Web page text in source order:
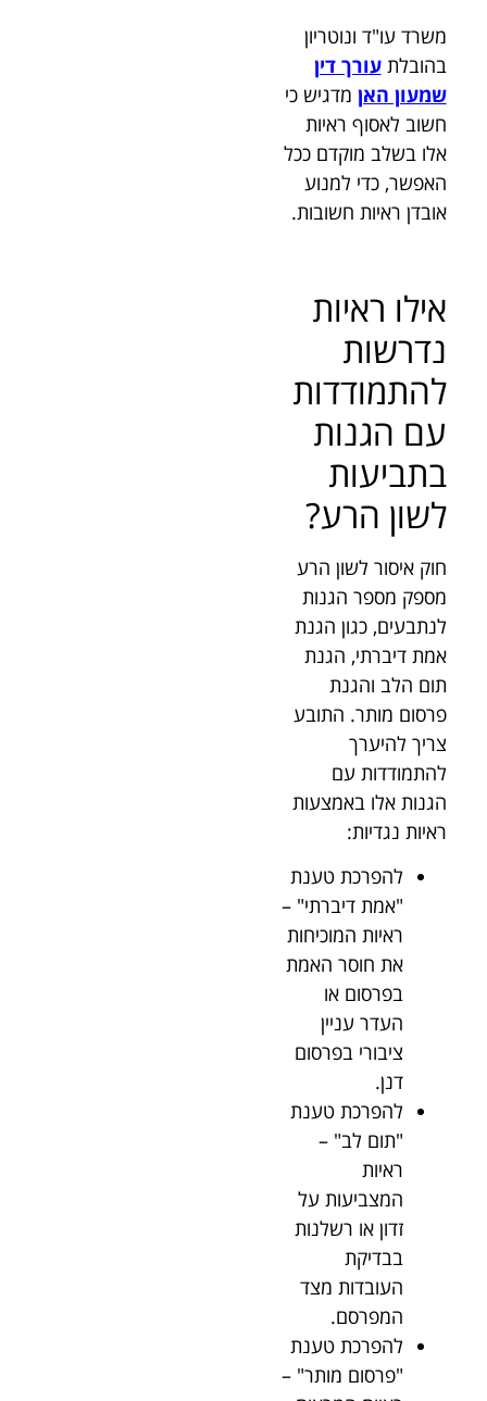
משרד עו"ד ונוטריון
בהובלתעורך דין
שמעון האן מדגיש כי
חשוב לאסוף ראיות
אלו בשלב מוקדם ככל
האפשר, כדי למנוע
אובדן ראיות חשובות.
אילו ראיות
נדרשות
להתמודדות
עם הגנות
בתביעות
לשון הרע?
חוק איסור לשון הרע
מספק מספר הגנות
לנתבעים, כגון הגנת
אמת דיברתי, הגנת
תום הלב והגנת
פרסום מותר. התובע
צריך להיערך
להתמודדות עם
הגנות אלו באמצעות
ראיות נגדיות:
להפרכת טענת
"אמת דיברתי" –
ראיות המוכיחות
את חוסר האמת
בפרסום או
העדר עניין
ציבורי בפרסום
דנן.
להפרכת טענת
"תום לב" –
ראיות
המצביעות על
זדון או רשלנות
בבדיקת
העובדות מצד
המפרסם.
להפרכת טענת
"פרסום מותר" –